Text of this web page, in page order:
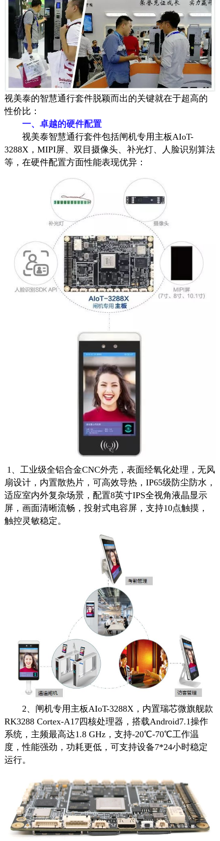
视美泰的智慧通行套件脱颖而出的关键就在于超高的
性价比：
一、 卓越的硬件配置
视美泰智慧通行套件包括闸机专用主板AIoT-
3288X，MIPI屏、双目摄像头、补光灯、人脸识别算法
等，在硬件配置方面性能表现优异：
1、工业级全铝合金CNC外壳，表面经氧化处理，无风
扇设计，内置散热片，可高效导热，IP65级防尘防水，
适应室内外复杂场景，配置8英寸IPS全视角液晶显示
屏，画面清晰流畅，投射式电容屏，支持10点触摸，
触控灵敏稳定。
2、闸机专用主板AIoT-3288X，内置瑞芯微旗舰款
RK3288 Cortex-A17四核处理器，搭载Android7.1操作
系统，主频最高达1.8 GHz，支持-20℃-70℃工作温
度，性能强劲，功耗更低，可支持设备7*24小时稳定
运行。